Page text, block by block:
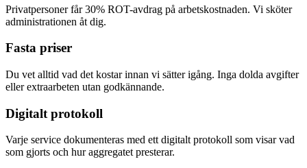
Privatpersoner får 30% ROT-avdrag på arbetskostnaden. Vi sköter
administrationen åt dig.
Fasta priser
Du vet alltid vad det kostar innan vi sätter igång. Inga dolda avgifter
eller extraarbeten utan godkännande.
Digitalt protokoll
Varje service dokumenteras med ett digitalt protokoll som visar vad
som gjorts och hur aggregatet presterar.